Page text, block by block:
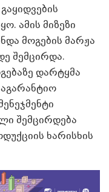
ამის მიზეზი
მოგების მარჟა
შემცირდა.
დარტყმა
შემცირდება
ხარისხის